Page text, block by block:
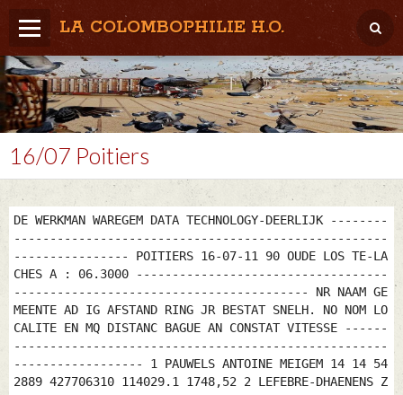
LA COLOMBOPHILIE H.O.
Home
Météo / Het weer
Lâcher / Los
Result. clubs, Provincial, (Inter)National
RFCB / KBDB
16/07 Poitiers
DE WERKMAN WAREGEM DATA TECHNOLOGY-DEERLIJK --------
----------------------------------------------------
---------------- POITIERS 16-07-11 90 OUDE LOS TE-LA
CHES A : 06.3000 -----------------------------------
----------------------------------------- NR NAAM GE
MEENTE AD IG AFSTAND RING JR BESTAT SNELH. NO NOM LO
CALITE EN MQ DISTANC BAGUE AN CONSTAT VITESSE ------
----------------------------------------------------
------------------ 1 PAUWELS ANTOINE MEIGEM 14 14 54
2889 427706310 114029.1 1748,52 2 LEFEBRE-DHAENENS Z